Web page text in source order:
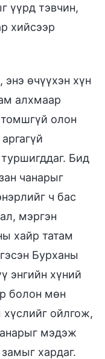
үүрд тэвчин,
хийсээр
энэ өчүүхэн хүн
алхмаар
томшгүй олон
Бид
чанарыг
ч бас
мэргэн
хайр татам
Бурханы
энгийн хүний
болон мөн
ойлгож,
мэдэж
хардаг.